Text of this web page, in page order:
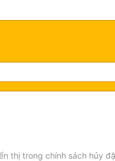
thị trong chính sách hủy